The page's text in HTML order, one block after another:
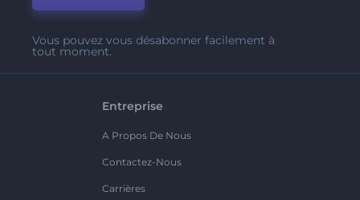
Vous pouvez vous désabonner facilement à
tout moment.
Entreprise
A Propos De Nous
Contactez-Nous
Carrières